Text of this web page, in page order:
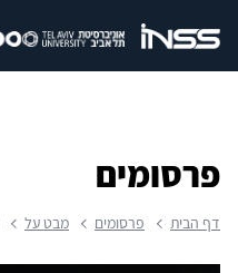
פרסומים
דף הבית פרסומים מבט על